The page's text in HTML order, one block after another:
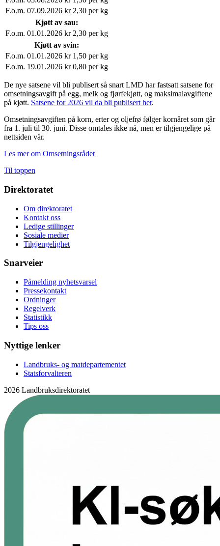
F.o.m. 07.09.2026 kr 2,30 per kg
Kjøtt av sau:
F.o.m. 01.01.2026 kr 2,30 per kg
Kjøtt av svin:
F.o.m. 01.01.2026 kr 1,50 per kg
F.o.m. 19.01.2026 kr 0,80 per kg
De nye satsene vil bli publisert så snart LMD har fastsatt satsene for
omsetningsavgift på egg, melk og fjørfekjøtt, og maksimalavgiftene
på kjøtt. Satsene for 2026 vil da bli publisert her.
Omsetningsavgiften på korn, erter og oljefrø følger kornåret som går
fra 1. juli til 30. juni. Disse omtales ikke nå, men er tilgjengelige på
nettsiden vår.
Les mer om Omsetningsrådet
Til toppen
Direktoratet
Om direktoratet
Kontakt oss
Ledige stillinger
Sosiale medier
Tilgjengelighet
Snarveier
Påmelding nyhetsvarsel
Pressekontakt
Ordninger
Regelverk
Statistikk
Tips oss
Nyttige lenker
Landbruks- og matdepartementet
Statsforvalteren
2026 Landbruksdirektoratet